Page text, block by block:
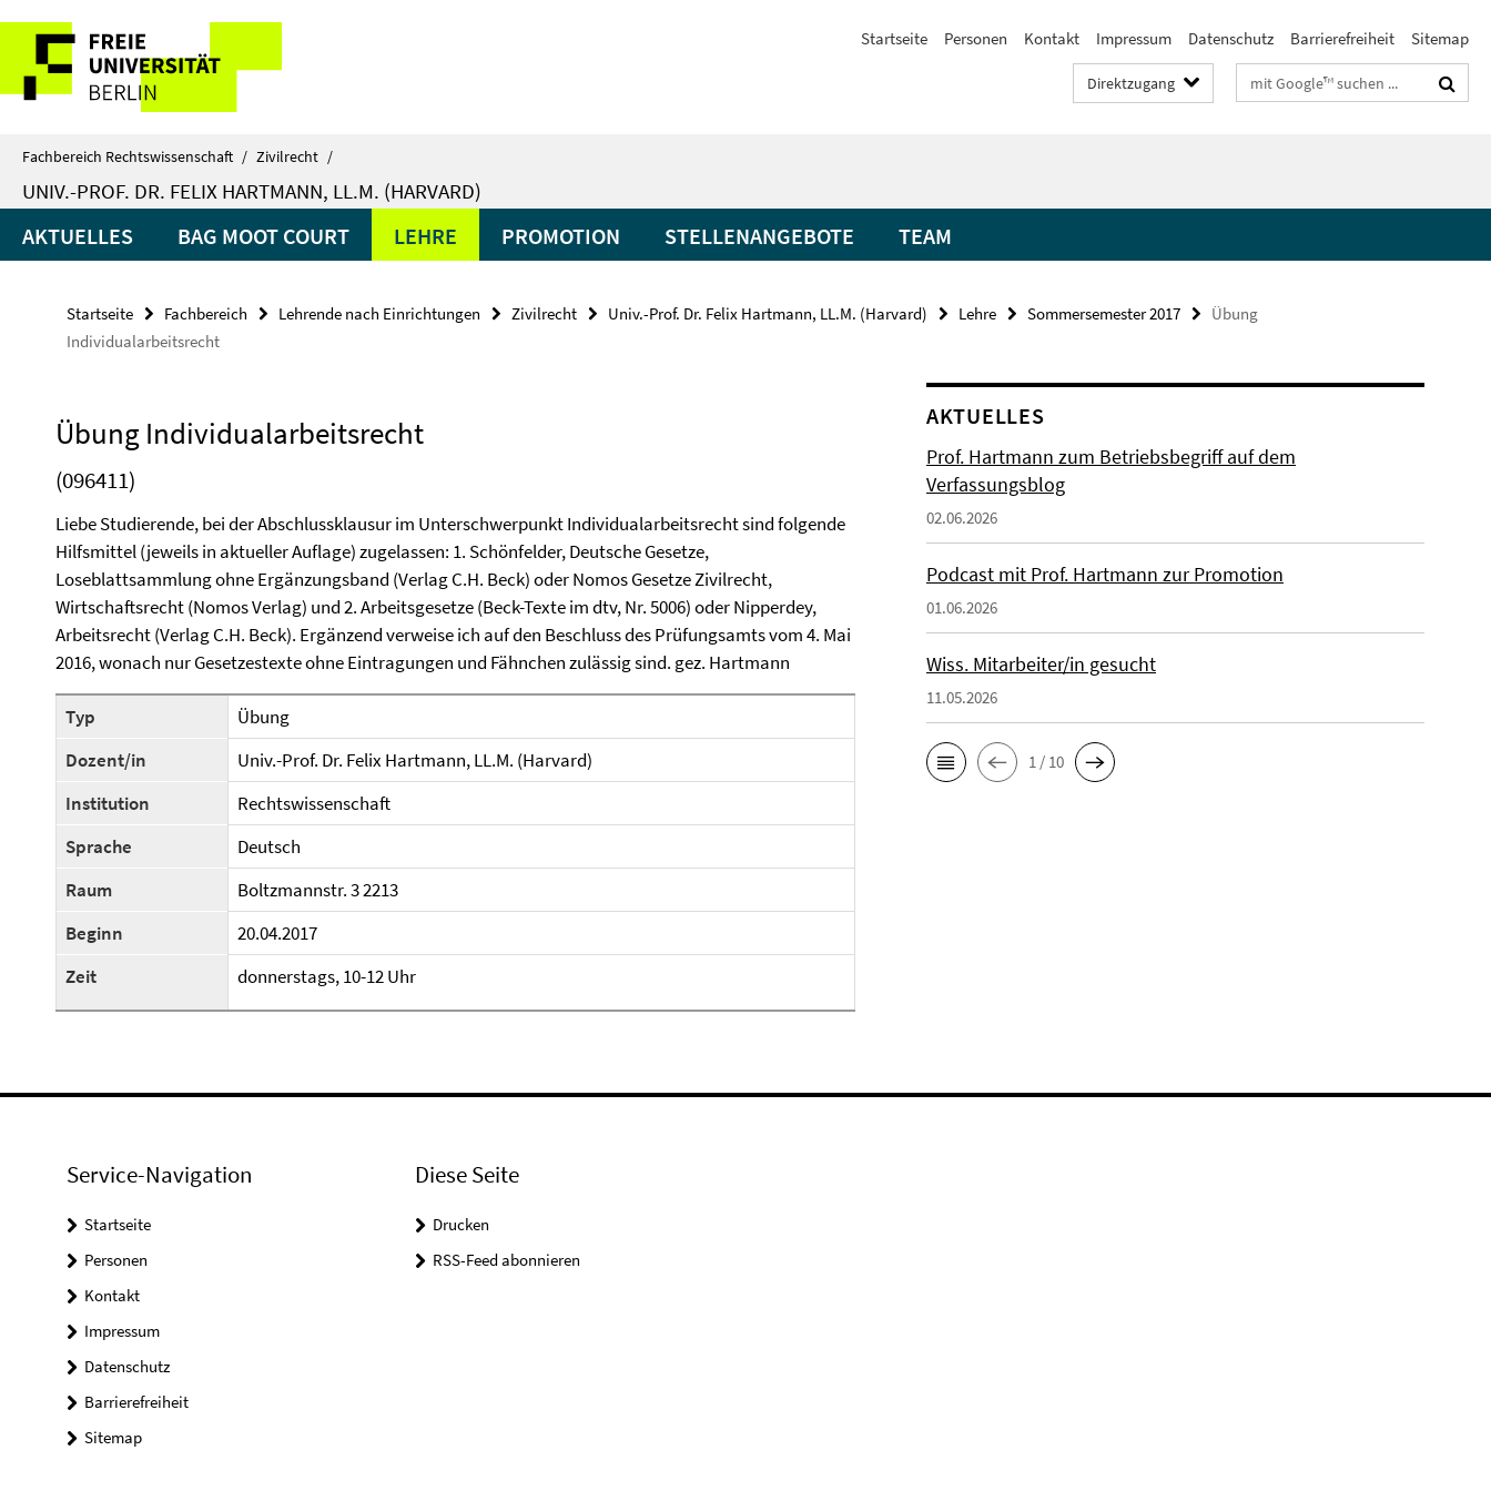
direkt
Inhalt
Service-
Navigation
Startseite Personen Kontakt Impressum Datenschutz Barrierefreiheit Sitemap
Direktzugang Suchbegriffe
Fachbereich Rechtswissenschaft / Zivilrecht /
UNIV.-PROF. DR. FELIX HARTMANN, LL.M. (HARVARD)
AKTUELLES BAG MOOT COURT LEHRE PROMOTION STELLENANGEBOTE TEAM
Startseite Fachbereich Lehrende nach Einrichtungen Zivilrecht Univ.-Prof. Dr. Felix Hartmann, LL.M. (Harvard) Lehre Sommersemester 2017
Übung
Individualarbeitsrecht
Übung Individualarbeitsrecht
(096411)
Liebe Studierende, bei der Abschlussklausur im Unterschwerpunkt Individualarbeitsrecht sind folgende
Hilfsmittel (jeweils in aktueller Auflage) zugelassen: 1. Schönfelder, Deutsche Gesetze,
Loseblattsammlung ohne Ergänzungsband (Verlag C.H. Beck) oder Nomos Gesetze Zivilrecht,
Wirtschaftsrecht (Nomos Verlag) und 2. Arbeitsgesetze (Beck-Texte im dtv, Nr. 5006) oder Nipperdey,
Arbeitsrecht (Verlag C.H. Beck). Ergänzend verweise ich auf den Beschluss des Prüfungsamts vom 4. Mai
2016, wonach nur Gesetzestexte ohne Eintragungen und Fähnchen zulässig sind. gez. Hartmann
Typ
Übung
Dozent/in
Univ.-Prof. Dr. Felix Hartmann, LL.M. (Harvard)
Institution
Rechtswissenschaft
Sprache
Deutsch
Raum
Boltzmannstr. 3 2213
Beginn
20.04.2017
Zeit
donnerstags, 10-12 Uhr
AKTUELLES
Prof. Hartmann zum Betriebsbegriff auf dem
Verfassungsblog
02.06.2026
Podcast mit Prof. Hartmann zur Promotion
01.06.2026
Wiss. Mitarbeiter/in gesucht
11.05.2026
1 / 10
Service-Navigation
Startseite
Personen
Kontakt
Impressum
Datenschutz
Barrierefreiheit
Sitemap
Diese Seite
Drucken
RSS-Feed abonnieren